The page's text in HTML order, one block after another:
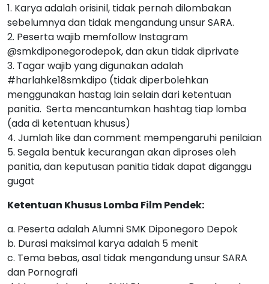
1. Karya adalah orisinil, tidak pernah dilombakan
sebelumnya dan tidak mengandung unsur SARA.
2. Peserta wajib memfollow Instagram
@smkdiponegorodepok, dan akun tidak diprivate
3. Tagar wajib yang digunakan adalah
#harlahke18smkdipo (tidak diperbolehkan
menggunakan hastag lain selain dari ketentuan
panitia. Serta mencantumkan hashtag tiap lomba
(ada di ketentuan khusus)
4. Jumlah like dan comment mempengaruhi penilaian
5. Segala bentuk kecurangan akan diproses oleh
panitia, dan keputusan panitia tidak dapat diganggu
gugat
Ketentuan Khusus Lomba Film Pendek:
a. Peserta adalah Alumni SMK Diponegoro Depok
b. Durasi maksimal karya adalah 5 menit
c. Tema bebas, asal tidak mengandung unsur SARA
dan Pornografi